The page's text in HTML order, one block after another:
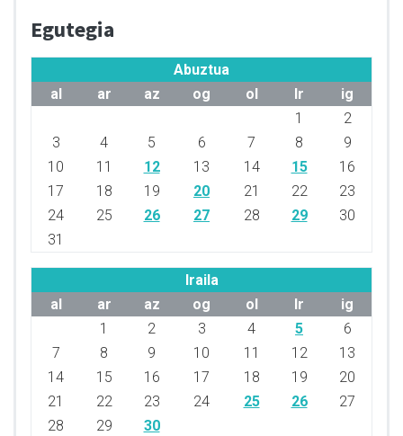
Egutegia
Abuztua
al
ar az og ol lr
ig
1
2
3
4 5 6 7 8
9
10
11 12 13 14 15
16
17
18 19 20 21 22
23
24
25 26 27 28 29
30
31
Iraila
al
ar az og ol lr
ig
1
2 3 4 5
6
7
8 9 10 11 12
13
14
15 16 17 18 19
20
21
22 23 24 25 26
27
28
29 30